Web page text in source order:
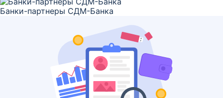
Банки-партнеры СДМ-Банка